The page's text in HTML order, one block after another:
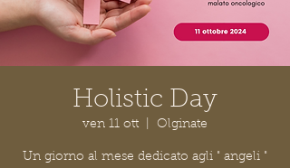
Holistic Day
ven 11 ott
  |
Olginate
Un giorno al mese dedicato agli " angeli "